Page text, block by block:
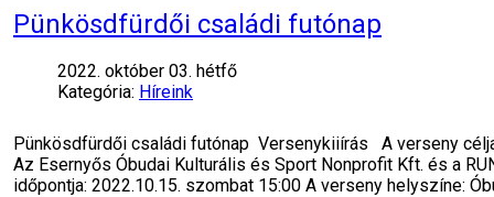
Pünkösdfürdői családi futónap
2022. október 03. hétfő
Kategória: Híreink
Pünkösdfürdői családi futónap Versenykiiírás A verseny
Az Esernyős Óbudai Kulturális és Sport Nonprofit Kft. és a
időpontja: 2022.10.15. szombat 15:00 A verseny helyszíne: